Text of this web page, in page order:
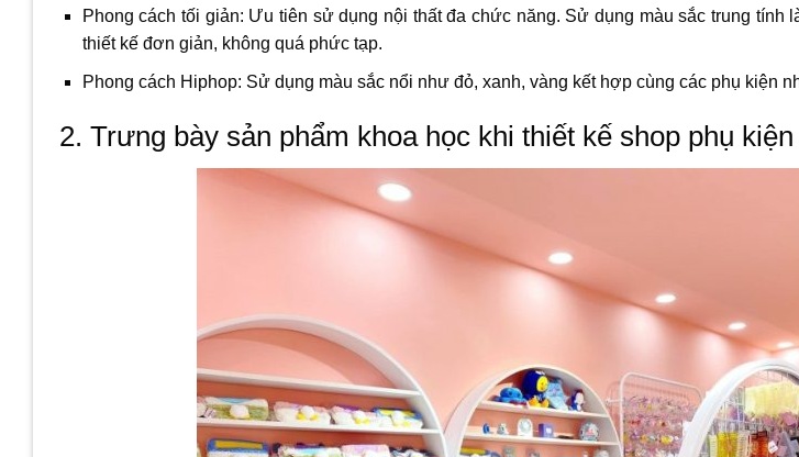
Phong cách tối giản: Ưu tiên sử dụng nội thất đa chức năng. Sử dụng màu sắc trung tính
thiết kế đơn giản, không quá phức tạp.
Phong cách Hiphop: Sử dụng màu sắc nổi như đỏ, xanh, vàng kết hợp cùng các phụ kiện
2. Trưng bày sản phẩm khoa học khi thiết kế shop phụ